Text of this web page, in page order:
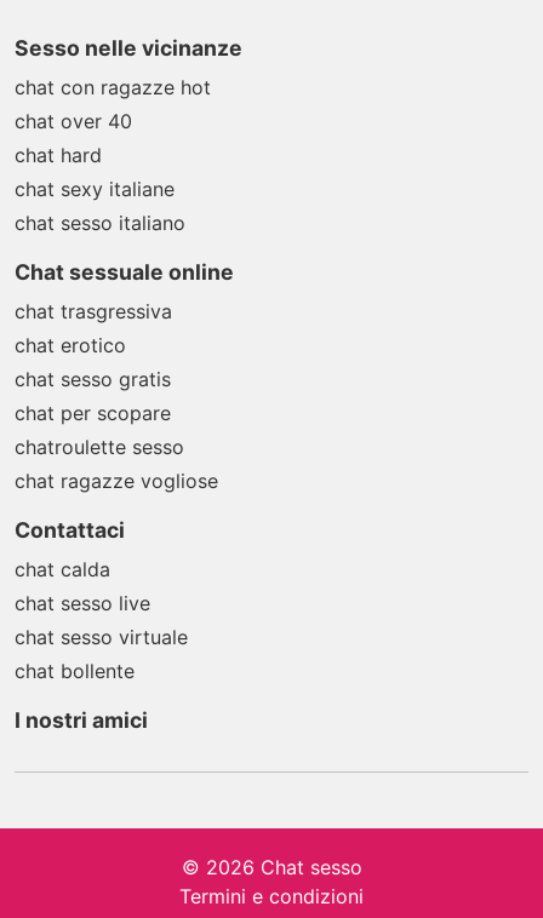
Sesso nelle vicinanze
chat con ragazze hot
chat over 40
chat hard
chat sexy italiane
chat sesso italiano
Chat sessuale online
chat trasgressiva
chat erotico
chat sesso gratis
chat per scopare
chatroulette sesso
chat ragazze vogliose
Contattaci
chat calda
chat sesso live
chat sesso virtuale
chat bollente
I nostri amici
© 2026 Chat sesso
Termini e condizioni